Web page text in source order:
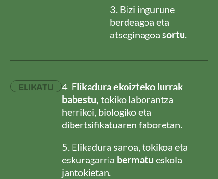
3. Bizi ingurune
berdeagoa eta
atseginagoasortu.
ELIKATU 4. Elikadura ekoizteko lurrak
babestu, tokiko laborantza
herrikoi, biologiko eta
dibertsifikatuaren faboretan.
5. Elikadura sanoa, tokikoa eta
eskuragarria bermatueskola
jantokietan.